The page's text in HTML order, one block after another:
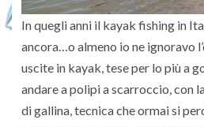
In quegli anni il kayak fishing in
ancora…o almeno io ne ignoravo
uscite in kayak, tese per lo più a
andare a polipi a scarroccio, con
di gallina, tecnica che ormai si